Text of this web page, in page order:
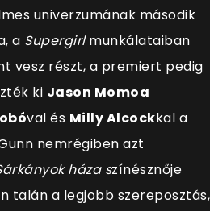
univerzumának második
a Supergirlmunkálataiban
vesz részt, a premiert pedig
ki Jason Momoa
val és Milly Alcockkal a
nemrégiben azt
háza színésznője
talán a legjobb szereposztás,